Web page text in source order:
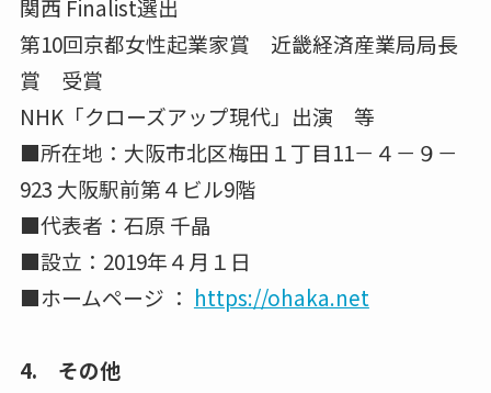
関西 Finalist選出
第10回京都女性起業家賞 近畿経済産業局局長
賞 受賞
NHK「クローズアップ現代」出演 等
■所在地：大阪市北区梅田１丁目11－４－９－
923 大阪駅前第４ビル9階
■代表者：石原 千晶
■設立：2019年４月１日
■ホームページ ： https://ohaka.net
4. その他